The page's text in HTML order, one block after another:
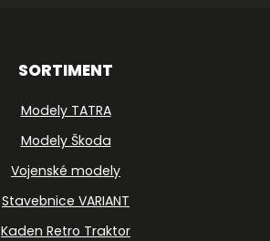
SORTIMENT
Modely TATRA
Modely Škoda
Vojenské modely
Stavebnice VARIANT
Kaden Retro Traktor